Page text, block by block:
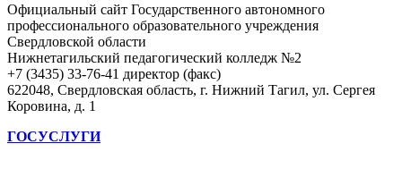
Официальный сайт Государственного автономного
профессионального образовательного учреждения
Свердловской области
Нижнетагильский педагогический колледж №2
+7 (3435) 33-76-41 директор (факс)
622048, Свердловская область, г. Нижний Тагил, ул. Сергея
Коровина, д. 1
ГОСУСЛУГИ